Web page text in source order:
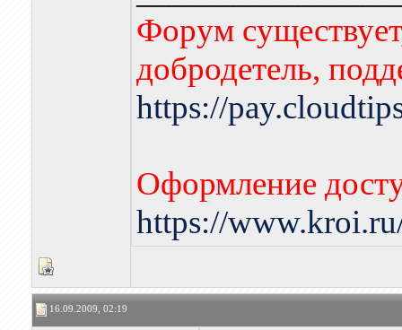
Форум
добродетель,
https://
Оформление
https://
16.09.2009, 02:19